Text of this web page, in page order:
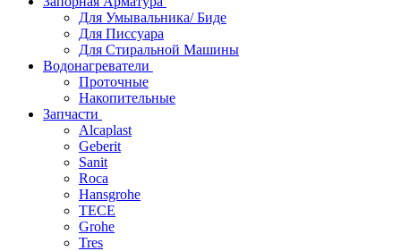
Для Умывальника/ Биде
Для Писсуара
Для Стиральной Машины
Водонагреватели
Проточные
Накопительные
Запчасти
Alcaplast
Geberit
Sanit
Roca
Hansgrohe
TECE
Grohe
Tres